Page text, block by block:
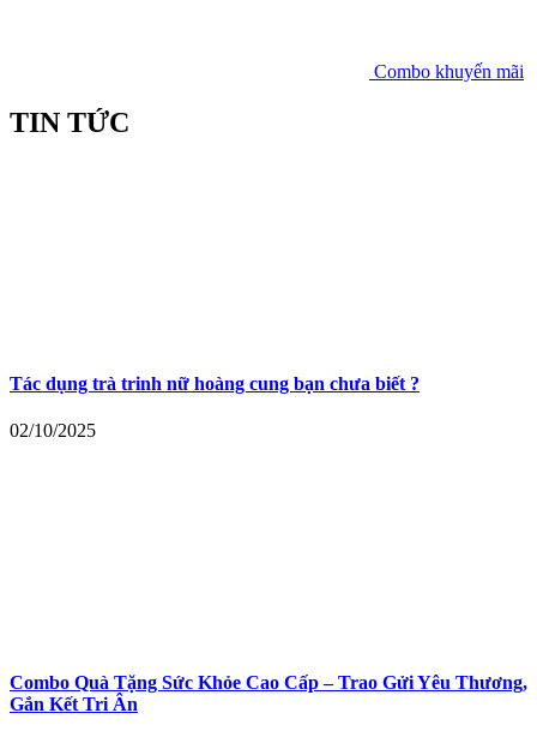
Combo khuyến mãi
TIN TỨC
Tác dụng trà trinh nữ hoàng cung bạn chưa biết ?
02/10/2025
Combo Quà Tặng Sức Khỏe Cao Cấp – Trao Gửi Yêu Thương,
Gắn Kết Tri Ân